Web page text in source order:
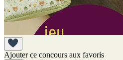
Ajouter ce concours aux favoris